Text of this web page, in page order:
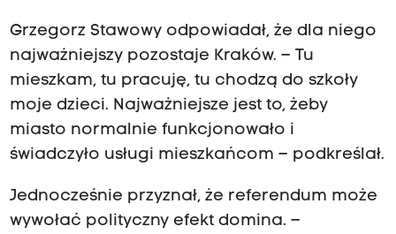
Grzegorz Stawowy odpowiadał, że dla niego
najważniejszy pozostaje Kraków. – Tu
mieszkam, tu pracuję, tu chodzą do szkoły
moje dzieci. Najważniejsze jest to, żeby
miasto normalnie funkcjonowało i
świadczyło usługi mieszkańcom – podkreślał.
Jednocześnie przyznał, że referendum może
wywołać polityczny efekt domina. –